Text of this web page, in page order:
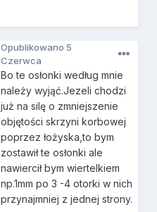
Opublikowano 5
Czerwca
Bo te osłonki według mnie
należy wyjąć.Jezeli chodzi
już na silę o zmniejszenie
objętości skrzyni korbowej
poprzez łożyska,to bym
zostawił te osłonki ale
nawiercił bym wiertelkiem
np.1mm po 3 -4 otorki w nich
przynajmniej z jednej strony.